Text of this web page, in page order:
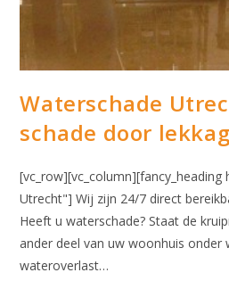
Waterschade
schade door
Utrecht"] Wij zijn 24/7 direct
Heeft u waterschade? Staat de
ander deel van uw woonhuis onder
wateroverlast…